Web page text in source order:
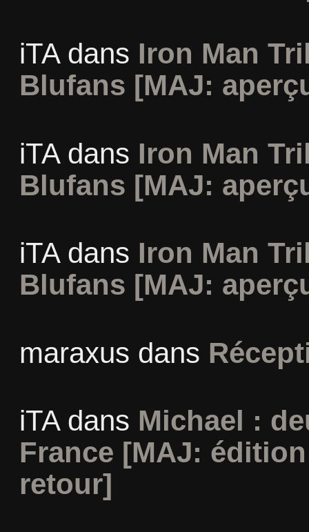
iTAdans Iron Man
Blufans [MAJ:
iTAdans Iron Man
Blufans [MAJ:
iTAdans Iron Man
Blufans [MAJ:
maraxus dans
iTAdans Michael :
France [MAJ:
retour]